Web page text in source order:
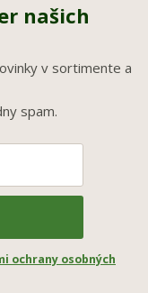
našich
v sortimente a
spam.
ochrany osobných